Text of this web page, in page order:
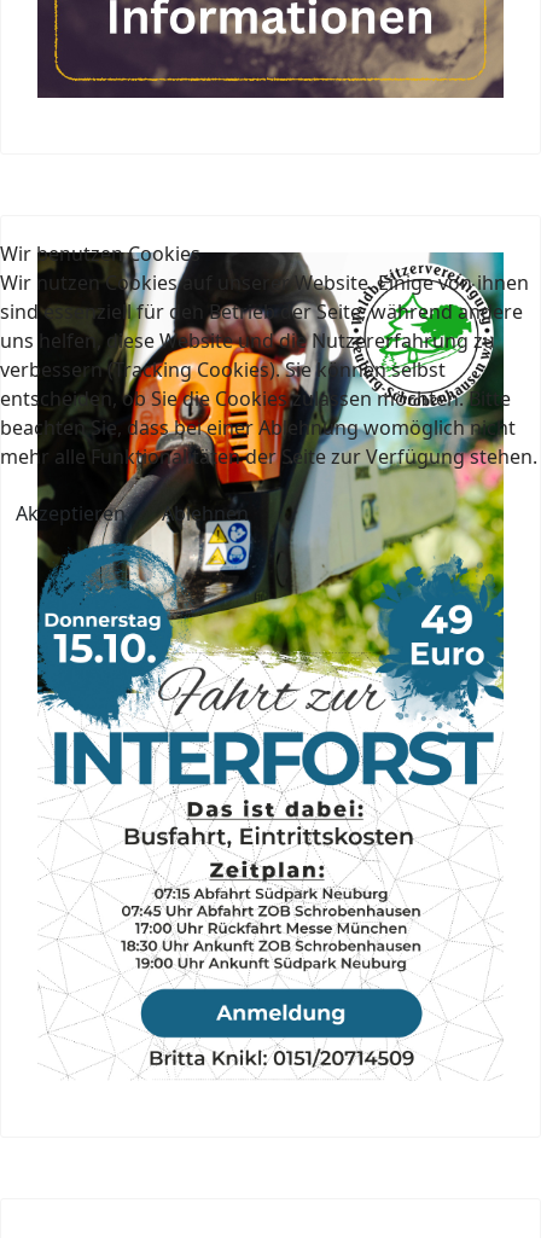
Wir benutzen Cookies
Wir nutzen Cookies auf unserer Website. Einige von ihnen
sind essenziell für den Betrieb der Seite, während andere
uns helfen, diese Website und die Nutzererfahrung zu
verbessern (Tracking Cookies). Sie können selbst
entscheiden, ob Sie die Cookies zulassen möchten. Bitte
beachten Sie, dass bei einer Ablehnung womöglich nicht
mehr alle Funktionalitäten der Seite zur Verfügung stehen.
Akzeptieren Ablehnen